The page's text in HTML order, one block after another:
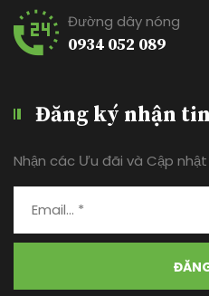
Đường dây nóng
0934 052 089
Đăng ký nhận tin
Nhận các Ưu đãi và Cập